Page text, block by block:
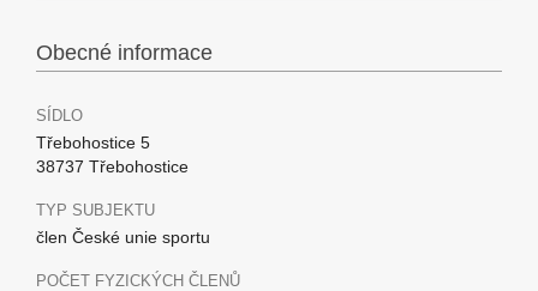
Obecné informace
SÍDLO
Třebohostice 5
38737 Třebohostice
TYP SUBJEKTU
člen České unie sportu
POČET FYZICKÝCH ČLENŮ